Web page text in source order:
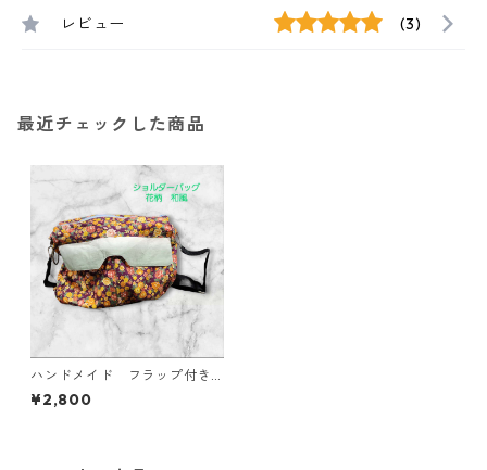
レビュー (3)
最近チェックした商品
ハンドメイド フラップ付き
ショルダーバッグJFOA型紙使
用 花柄 和風
¥2,800